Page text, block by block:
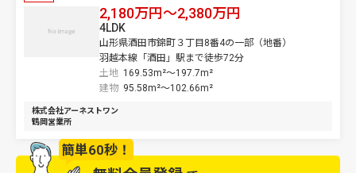
2,180万円～2,380万円
山形県酒田市錦町３丁目8番4の一部（地番）
羽越本線「酒田」駅まで徒歩72分
土地 169.53m²～197.7m²
4LDK
建物 95.58m²～102.66m²
株式会社アーネストワン
鶴岡営業所
簡単60秒！